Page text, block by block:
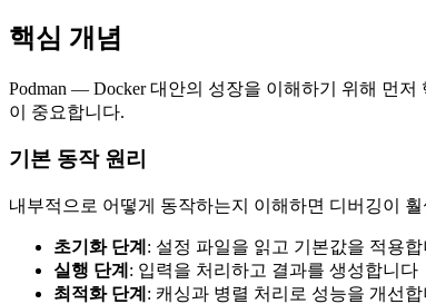
핵심 개념
Podman — Docker 대안의 성장을 이해하기 위해 먼
이 중요합니다.
기본 동작 원리
내부적으로 어떻게 동작하는지 이해하면 디버깅이
초기화 단계 : 설정 파일을 읽고 기본값을 적용
실행 단계 : 입력을 처리하고 결과를 생성합니다
최적화 단계 : 캐싱과 병렬 처리로 성능을 개선